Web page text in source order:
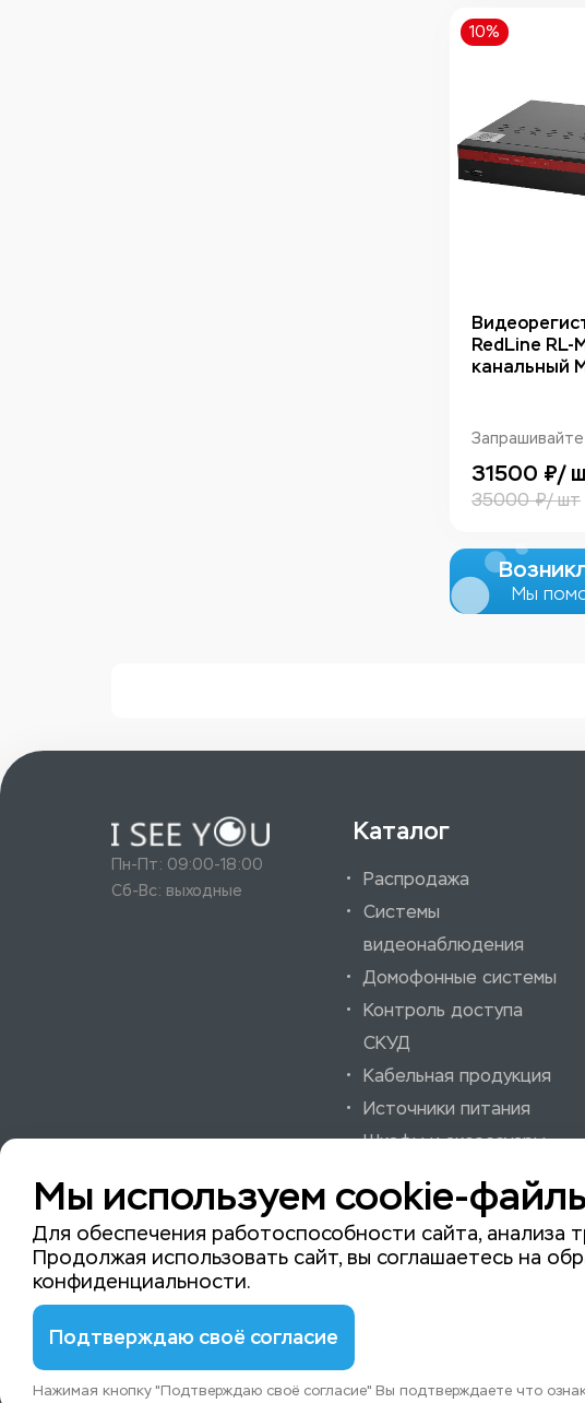
10%
RedLine RL-
канальный
Запрашивайте
31500 ₽/
35000 ₽/ шт
Мы
Пн-Пт: 09:00-18:00
Сб-Вс: выходные
Каталог
Распродажа
Системы
видеонаблюдения
Домофонные системы
Контроль доступа
СКУД
Кабельная продукция
Источники питания
Шкафы и аксессуары
пожарной сигнализации
© 2015-2026 ISeeYou - системы безопасности
Мы используем cookie-
Для обеспечения работоспособности сайта, анализа
Продолжая использовать сайт, вы соглашаетесь на
конфиденциальности.
Подтверждаю своё согласие
Нажимая кнопку "Подтверждаю своё согласие" Вы подтверждаете что